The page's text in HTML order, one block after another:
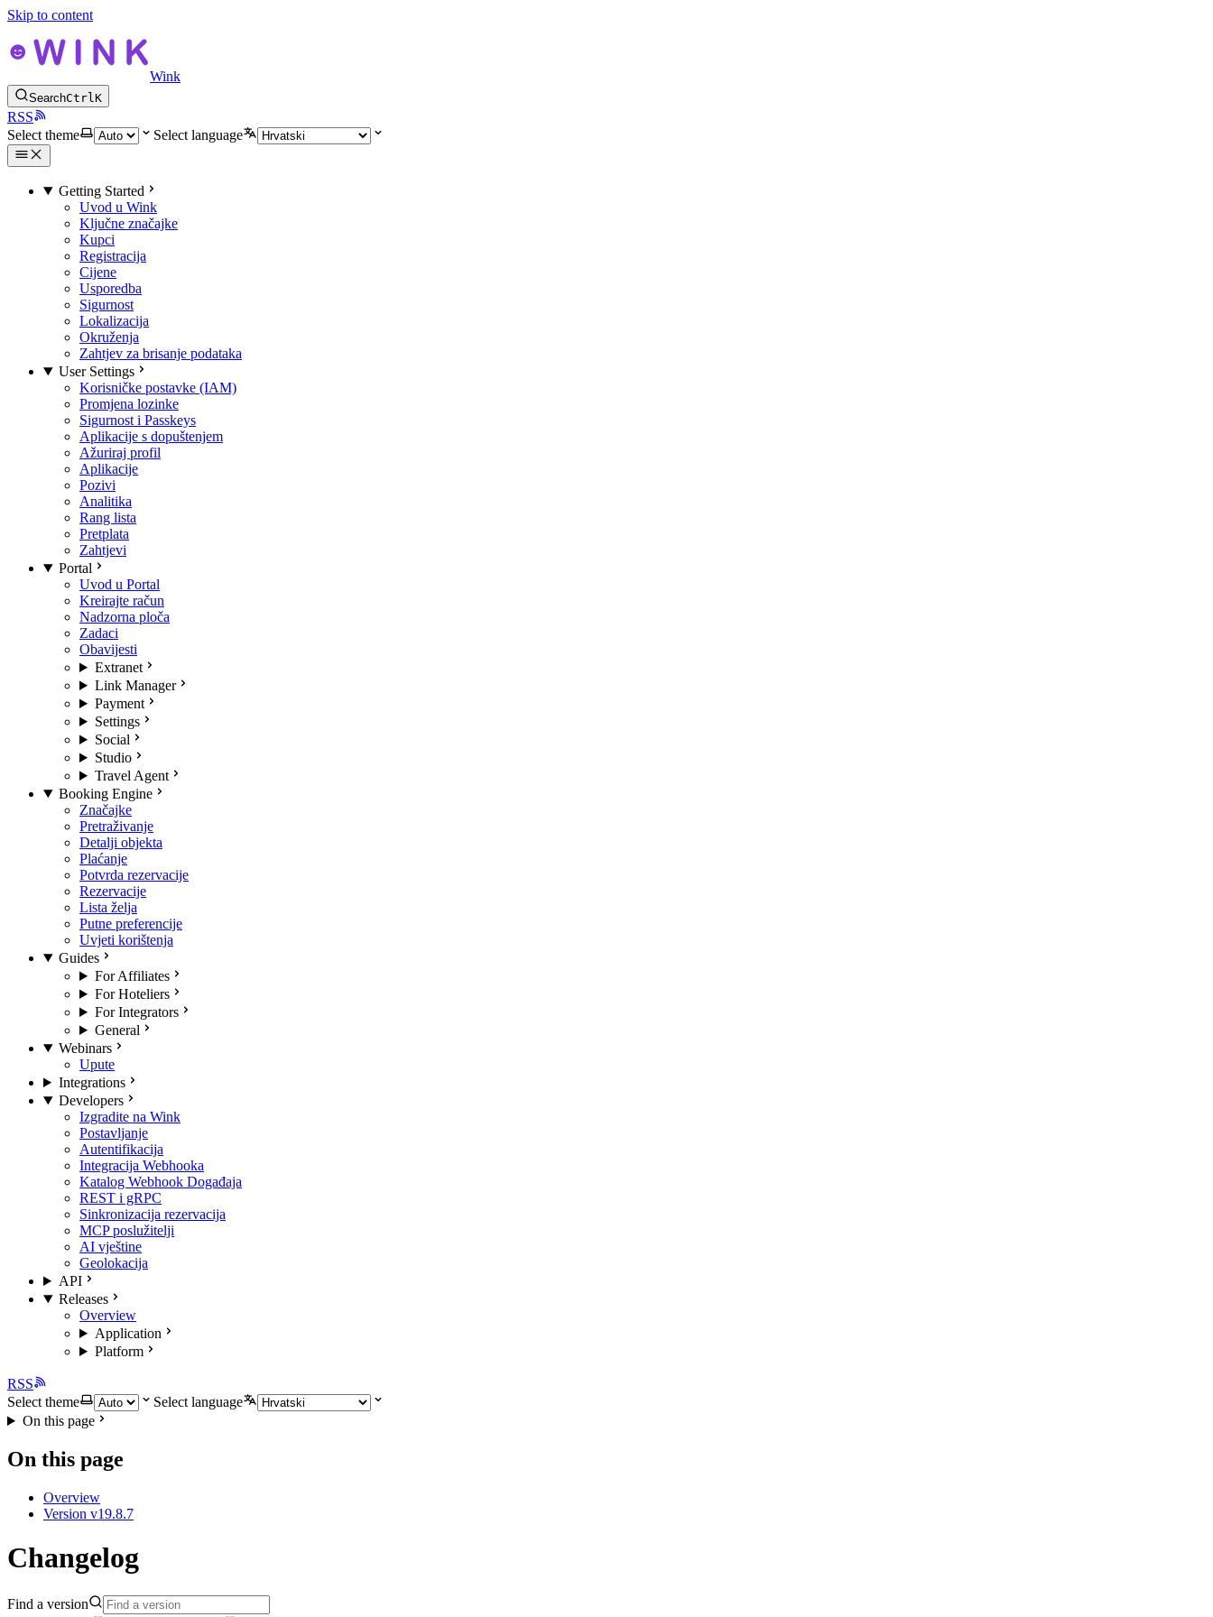
Skip to content
Wink
SearchCtrlK
RSS
Select theme
Select language
Getting Started
Uvod u Wink
Ključne značajke
Kupci
Registracija
Cijene
Usporedba
Sigurnost
Lokalizacija
Okruženja
Zahtjev za brisanje podataka
User Settings
Korisničke postavke (IAM)
Promjena lozinke
Sigurnost i Passkeys
Aplikacije s dopuštenjem
Ažuriraj profil
Aplikacije
Pozivi
Analitika
Rang lista
Pretplata
Zahtjevi
Portal
Uvod u Portal
Kreirajte račun
Nadzorna ploča
Zadaci
Obavijesti
Extranet
Link Manager
Payment
Settings
Social
Studio
Travel Agent
Booking Engine
Značajke
Pretraživanje
Detalji objekta
Plaćanje
Potvrda rezervacije
Rezervacije
Lista želja
Putne preferencije
Uvjeti korištenja
Guides
For Affiliates
For Hoteliers
For Integrators
General
Webinars
Upute
Integrations
Developers
Izgradite na Wink
Postavljanje
Autentifikacija
Integracija Webhooka
Katalog Webhook Događaja
REST i gRPC
Sinkronizacija rezervacija
MCP poslužitelji
AI vještine
Geolokacija
API
Releases
Overview
Application
Platform
RSS
Select theme
Select language
On this page
On this page
Overview
Version v19.8.7
Changelog
Find a version